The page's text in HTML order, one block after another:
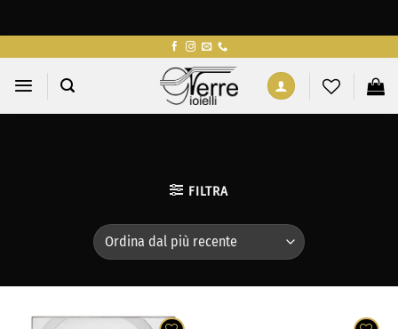
contenuti
FILTRA